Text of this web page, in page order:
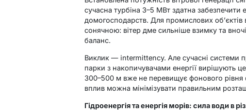
сучасна турбіна 3–5 МВт здатна забезпечити
домогосподарств. Для промислових об’єктів
сонячною: вітер дме сильніше взимку та
баланс.
Виклик — intermittency. Але сучасні системи
парки з накопичувачами енергії вирішують
300–500 м вже не перевищує фонового рівня
вплив можна мінімізувати правильним
Гідроенергія та енергія морів: сила води в